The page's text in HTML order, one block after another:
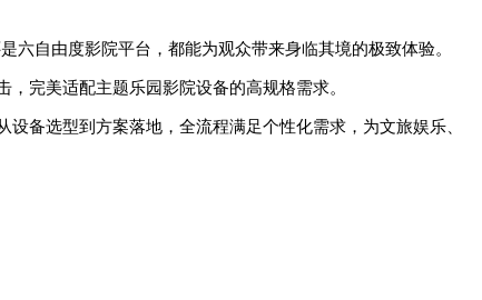
六自由度影院平台，都能为观众带来身临其境的极致体验。
完美适配主题乐园影院设备的高规格需求。
备选型到方案落地，全流程满足个性化需求，为文旅娱乐、